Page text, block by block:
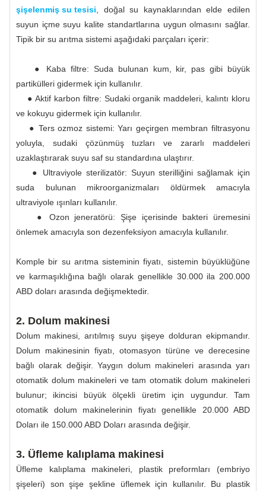
şişelenmiş su tesisi , doğal su kaynaklarından elde edilen
suyun içme suyu kalite standartlarına uygun olmasını sağlar.
Tipik bir su arıtma sistemi aşağıdaki parçaları içerir:
● Kaba filtre: Suda bulunan kum, kir, pas gibi büyük
partikülleri gidermek için kullanılır.
● Aktif karbon filtre: Sudaki organik maddeleri, kalıntı kloru
ve kokuyu gidermek için kullanılır.
● Ters ozmoz sistemi: Yarı geçirgen membran filtrasyonu
yoluyla, sudaki çözünmüş tuzları ve zararlı maddeleri
uzaklaştırarak suyu saf su standardına ulaştırır.
● Ultraviyole sterilizatör: Suyun sterilliğini sağlamak için
suda bulunan mikroorganizmaları öldürmek amacıyla
ultraviyole ışınları kullanılır.
● Ozon jeneratörü: Şişe içerisinde bakteri üremesini
önlemek amacıyla son dezenfeksiyon amacıyla kullanılır.
Komple bir su arıtma sisteminin fiyatı, sistemin büyüklüğüne
ve karmaşıklığına bağlı olarak genellikle 30.000 ila 200.000
ABD doları arasında değişmektedir.
2. Dolum makinesi
Dolum makinesi, arıtılmış suyu şişeye dolduran ekipmandır.
Dolum makinesinin fiyatı, otomasyon türüne ve derecesine
bağlı olarak değişir. Yaygın dolum makineleri arasında yarı
otomatik dolum makineleri ve tam otomatik dolum makineleri
bulunur; ikincisi büyük ölçekli üretim için uygundur. Tam
otomatik dolum makinelerinin fiyatı genellikle 20.000 ABD
Doları ile 150.000 ABD Doları arasında değişir.
3. Üfleme kalıplama makinesi
Üfleme kalıplama makineleri, plastik preformları (embriyo
şişeleri) son şişe şekline üflemek için kullanılır. Bu plastik